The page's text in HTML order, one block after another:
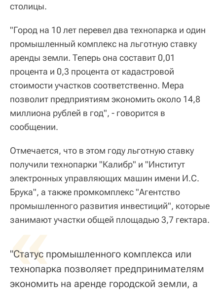
столицы.
"Город на 10 лет перевел два технопарка и один
промышленный комплекс на льготную ставку
аренды земли. Теперь она составит 0,01
процента и 0,3 процента от кадастровой
стоимости участков соответственно. Мера
позволит предприятиям экономить около 14,8
миллиона рублей в год", - говорится в
сообщении.
Отмечается, что в этом году льготную ставку
получили технопарки "Калибр" и "Институт
электронных управляющих машин имени И.С.
Брука", а также промкомплекс "Агентство
промышленного развития инвестиций", которые
занимают участки общей площадью 3,7 гектара.
«
"Статус промышленного комплекса или
технопарка позволяет предпринимателям
экономить на аренде городской земли, а